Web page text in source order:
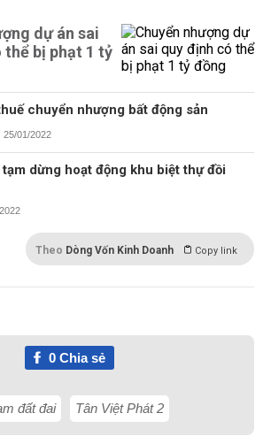
dự án sai
thể bị phạt 1 tỷ
chuyển nhượng bất động sản
25/01/2022
dừng hoạt động khu biệt thự đồi
Theo Dòng Vốn Kinh Doanh Copy link
0Chia sẻ
đất đai Tân Việt Phát 2